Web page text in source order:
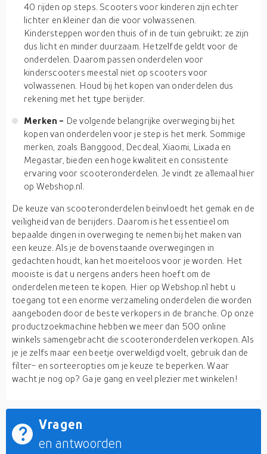
40 rijden op steps. Scooters voor kinderen zijn echter
lichter en kleiner dan die voor volwassenen.
Kindersteppen worden thuis of in de tuin gebruikt; ze zijn
dus licht en minder duurzaam. Hetzelfde geldt voor de
onderdelen. Daarom passen onderdelen voor
kinderscooters meestal niet op scooters voor
volwassenen. Houd bij het kopen van onderdelen dus
rekening met het type berijder.
Merken - De volgende belangrijke overweging bij het
kopen van onderdelen voor je step is het merk. Sommige
merken, zoals Banggood, Decdeal, Xiaomi, Lixada en
Megastar, bieden een hoge kwaliteit en consistente
ervaring voor scooteronderdelen. Je vindt ze allemaal hier
op Webshop.nl.
De keuze van scooteronderdelen beïnvloedt het gemak en de
veiligheid van de berijders. Daarom is het essentieel om
bepaalde dingen in overweging te nemen bij het maken van
een keuze. Als je de bovenstaande overwegingen in
gedachten houdt, kan het moeiteloos voor je worden. Het
mooiste is dat u nergens anders heen hoeft om de
onderdelen meteen te kopen. Hier op Webshop.nl hebt u
toegang tot een enorme verzameling onderdelen die worden
aangeboden door de beste verkopers in de branche. Op onze
productzoekmachine hebben we meer dan 500 online
winkels samengebracht die scooteronderdelen verkopen. Als
je je zelfs maar een beetje overweldigd voelt, gebruik dan de
filter- en sorteeropties om je keuze te beperken. Waar
wacht je nog op? Ga je gang en veel plezier met winkelen!
Vragen
en antwoorden